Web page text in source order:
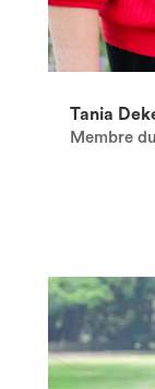
Tania
Membre